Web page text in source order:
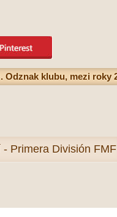
klubu, mezi roky
Primera División FMF